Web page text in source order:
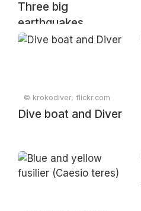
Three big
earthquakes
(Indonesia &
© krokodiver, flickr.com
Dive boat and Diver